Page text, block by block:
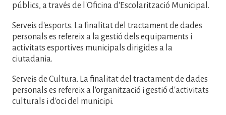
públics, a través de l'Oficina d'Escolarització Municipal.
Serveis d'esports. La finalitat del tractament de dades
personals es refereix a la gestió dels equipaments i
activitats esportives municipals dirigides a la
ciutadania.
Serveis de Cultura. La finalitat del tractament de dades
personals es refereix a l'organització i gestió d'activitats
culturals i d'oci del municipi.